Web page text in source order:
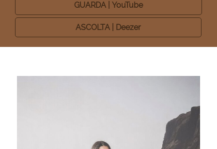
GUARDA | YouTube
ASCOLTA | Deezer